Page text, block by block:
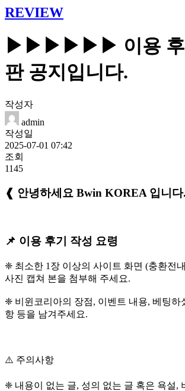
REVIEW
▶▶▶▶▶▶ 이용 후
판 공지입니다.
작성자
admin
작성일
2025-07-01 07:42
조회
1145
❰ 안녕하세요 Bwin KOREA 입니
📌 이용 후기 작성 요령
❈ 최소한 1장 이상의 사이트 화면 (충환전
사진 캡쳐 본을 첨부해 주세요.
❈ 비윈코리아의 장점, 이벤트 내용, 베팅하
항 등을 남겨주세요.
⚠️ 주의사항
❈ 내용이 없는 글, 성의 없는 글 혹은 욕설,